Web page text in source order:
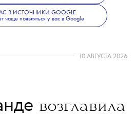
По данным Focus
году трафик в крупных
то российские
В ИСТОЧНИКИ GOOGLE
чаще появляться у вас в Google
10 АВГУСТА 2026
возглавила